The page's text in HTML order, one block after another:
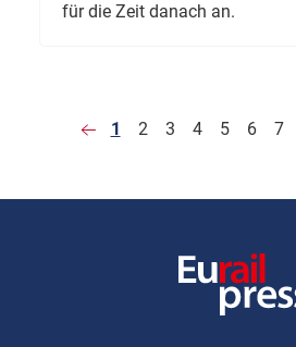
für die Zeit danach an.
1 2 3 4 5 6 7